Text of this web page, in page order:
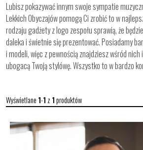
Lubisz pokazywać innym swoje sympatie
Lekkich Obyczajów pomogą Ci zrobić to w
rodzaju gadżety z logo zespołu sprawią, że
daleka i świetnie się prezentować. Posiadamy
i modeli, więc z pewnością znajdziesz wśród
ubogacą Twoją stylówę. Wszystko to w bardzo
Wyświetlane 1-1 z 1produktów